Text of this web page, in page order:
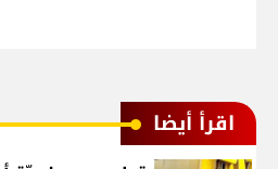
اقرأ أيضا